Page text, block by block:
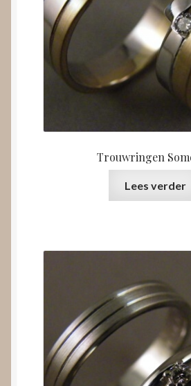
Trouwringen
Lees verder